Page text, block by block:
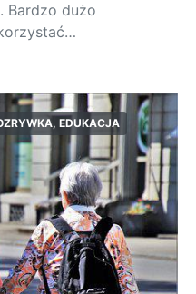
Bardzo dużo
EDUKACJA